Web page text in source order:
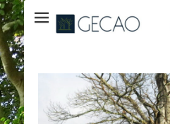
Groupement des Experts